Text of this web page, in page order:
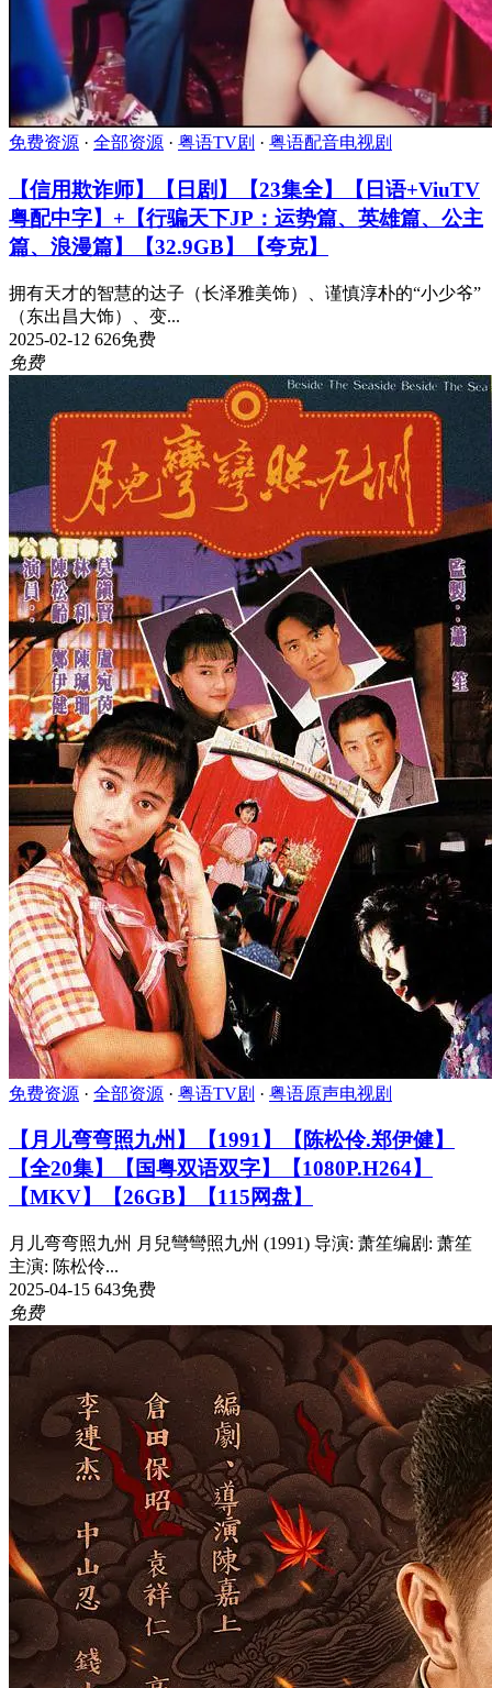
免费资源 · 全部资源 · 粤语TV剧 · 粤语配音电视剧
【信用欺诈师】【日剧】【23集全】【日语+ViuTV
粤配中字】+【行骗天下JP：运势篇、英雄篇、公主
篇、浪漫篇】【32.9GB】【夸克】
拥有天才的智慧的达子（长泽雅美饰）、谨慎淳朴的“小少爷”
（东出昌大饰）、变...
2025-02-12 626免费
免费
免费资源 · 全部资源 · 粤语TV剧 · 粤语原声电视剧
【月儿弯弯照九州】【1991】【陈松伶.郑伊健】
【全20集】【国粤双语双字】【1080P.H264】
【MKV】【26GB】【115网盘】
月儿弯弯照九州 月兒彎彎照九州 (1991) 导演: 萧笙编剧: 萧笙
主演: 陈松伶...
2025-04-15 643免费
免费